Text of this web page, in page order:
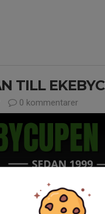
TILL
0 kommentarer